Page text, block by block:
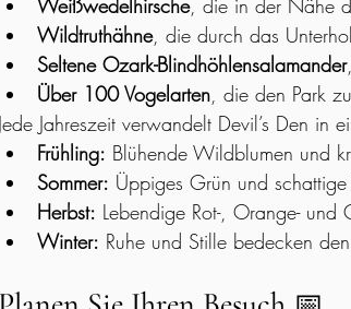
Weißwedelhirsche, die in der Nähe
Wildtruthähne, die durch das
Seltene Ozark-Blindhöhlensalamander
Über 100 Vogelarten, die den Park
Jede Jahreszeit verwandelt Devil’s Den in
Frühling: Blühende Wildblumen und
Sommer: Üppiges Grün und
Herbst: Lebendige Rot-, Orange- und
Winter: Ruhe und Stille bedecken